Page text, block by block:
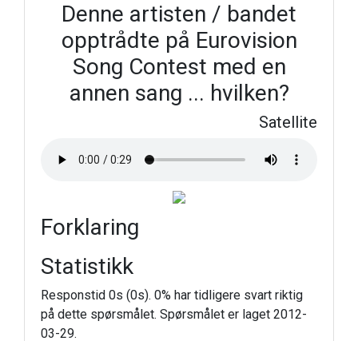
Denne artisten / bandet
opptrådte på Eurovision
Song Contest med en
annen sang ... hvilken?
Satellite
Forklaring
Statistikk
Responstid 0s (0s). 0% har tidligere svart riktig
på dette spørsmålet. Spørsmålet er laget 2012-
03-29.